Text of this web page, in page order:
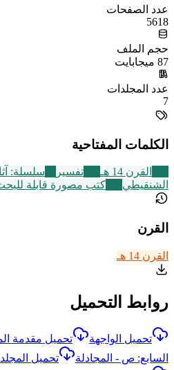
عدد الصفحات
5618
حجم الملف
87 ميجابايت
عدد المجلدات
7
الكلمات المفتاحية
القرن 14 هـ تفسير
سلسلة:
الشنقيطي
كتب مصورة قابلة
القرن
القرن 14 هـ
روابط التحميل
تحميل الواجهة تحميل مقدمة
السابع: ص - المجادلة
تحميل